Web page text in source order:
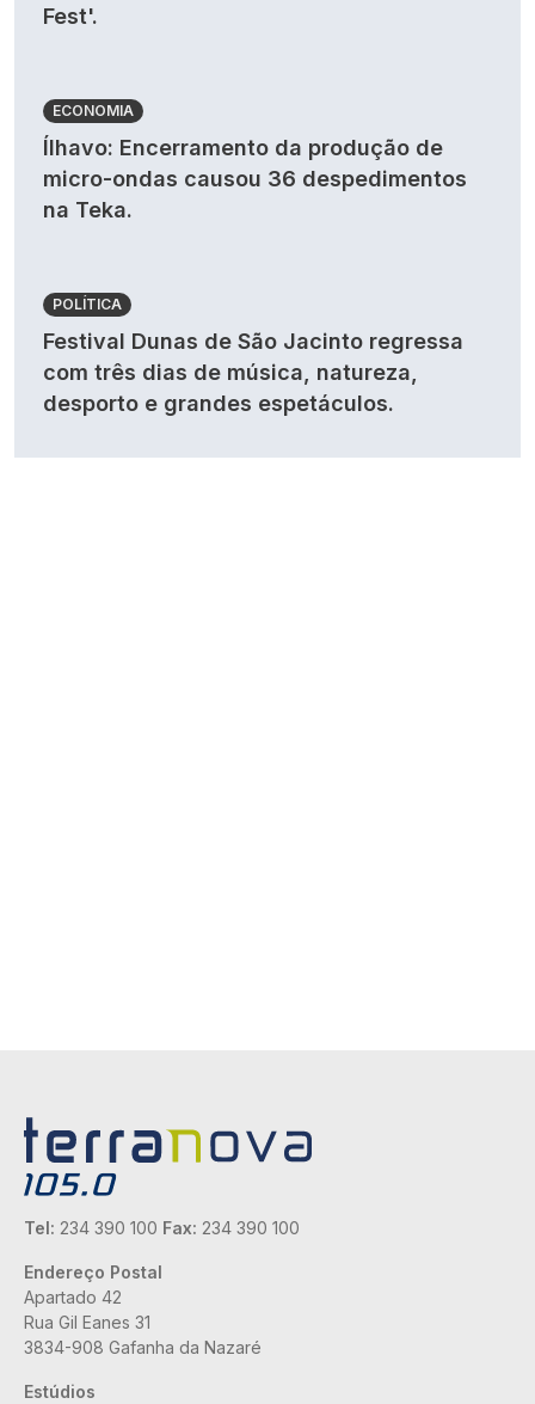
Fest'.
ECONOMIA
Ílhavo: Encerramento da produção de
micro-ondas causou 36 despedimentos
na Teka.
POLÍTICA
Festival Dunas de São Jacinto regressa
com três dias de música, natureza,
desporto e grandes espetáculos.
Tel: 234 390 100 Fax: 234 390 100
Endereço Postal
Apartado 42
Rua Gil Eanes 31
3834-908 Gafanha da Nazaré
Estúdios